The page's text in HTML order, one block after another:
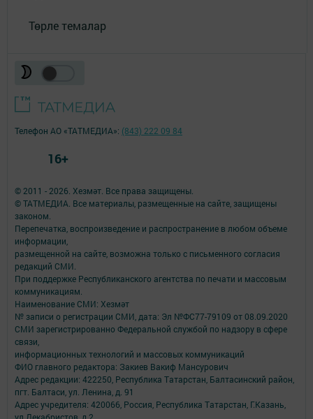
Төрле темалар
© 2011 - 2026. Хезмәт. Все права защищены.
© ТАТМЕДИА. Все материалы, размещенные на сайте, защищены
законом.
Перепечатка, воспроизведение и распространение в любом объеме
информации,
размещенной на сайте, возможна только с письменного согласия
редакций СМИ.
При поддержке Республиканского агентства по печати и массовым
коммуникациям.
Наименование СМИ: Хезмәт
№ записи о регистрации СМИ, дата: Эл №ФС77-79109 от 08.09.2020
СМИ зарегистрированно Федеральной службой по надзору в сфере
связи,
информационных технологий и массовых коммуникаций
ФИО главного редактора: Закиев Вакиф Мансурович
Адрес редакции: 422250, Республика Татарстан, Балтасинский район,
пгт. Балтаси, ул. Ленина, д. 91
Адрес учредителя: 420066, Россия, Республика Татарстан, Г.Казань,
ул.Декабристов, д.2
Телефон АО «ТАТМЕДИА»: (843) 222 09 84
16+